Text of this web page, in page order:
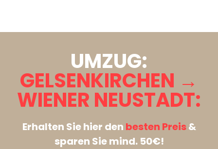
UMZUG:
GELSENKIRCHEN →
WIENER NEUSTADT:
Erhalten Sie hier den besten Preis&
sparen Sie mind. 50€!